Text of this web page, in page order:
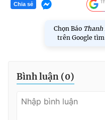
Chia sẻ
Chọn Báo Thanh
trên Google
Bình luận (0)